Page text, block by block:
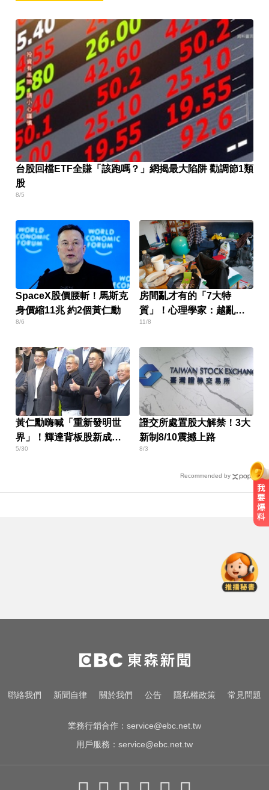
台股回檔ETF全賺「該跑嗎？」網揭最大陷阱 勸調節1類
股
8/5
SpaceX股價腰斬！馬斯克
身價縮11兆 約2個黃仁勳
8/6
房間亂才有的「7大特
質」！心理學家：越亂越
善良
11/8
黃仁勳嗨喊「重新發明世
界」！輝達背板股新成員
曝光
5/30
證交所處置股大解禁！3大
新制8/10震撼上路
8/3
Recommended by
難、2萬戶停電
女藝人遭經紀人「車內侵犯」 錄音
檔成鐵證
滴管餵毒性侵致死！台中宮廟總幹
聯絡我們 新聞自律 關於我們 公告 隱私權政策 常見問題
業務行銷合作： service@ebc.net.tw
用戶服務： service@ebc.net.tw